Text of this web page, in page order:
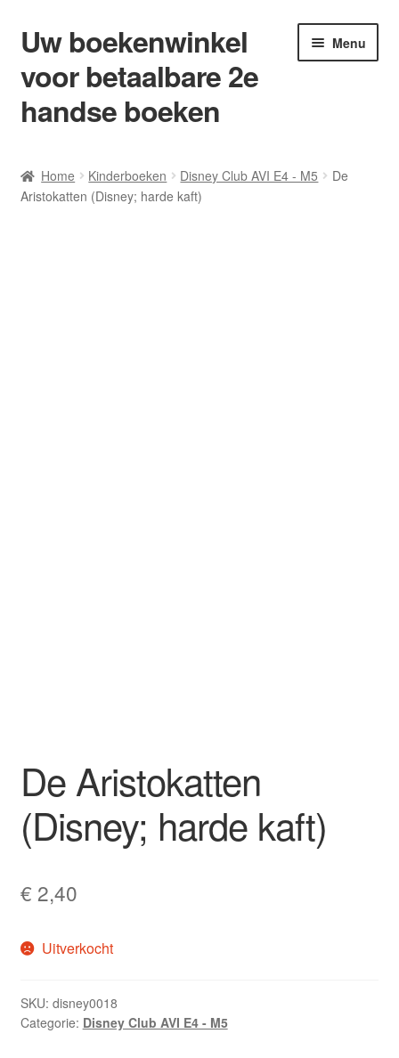
Ga
door
naar
navigatie
Ga
naar
de
inhoud
Uw boekenwinkel
voor betaalbare 2e
handse boeken
Menu
Afrekenen
Home Kinderboeken Disney Club AVI E4 - M5
De
Aristokatten (Disney; harde kaft)
De Aristokatten
(Disney; harde kaft)
€ 2,40
Uitverkocht
SKU: disney0018
Categorie: Disney Club AVI E4 - M5